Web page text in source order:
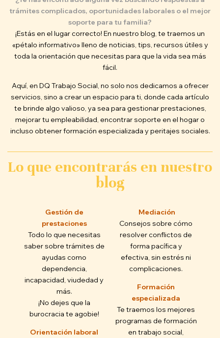
trámites complicados, oportunidades laborales o el mejor
soporte para tu familia?
¡Estás en el lugar correcto! En nuestro blog, te traemos un
«pétalo informativo» lleno de noticias, tips, recursos útiles y
toda la orientación que necesitas para que la vida sea más
fácil.
Aquí, en DQ Trabajo Social, no solo nos dedicamos a ofrecer
servicios, sino a crear un espacio para ti, donde cada artículo
te brinde algo valioso, ya sea para gestionar prestaciones,
mejorar tu empleabilidad, encontrar soporte en el hogar o
incluso obtener formación especializada y peritajes sociales.
Lo que encontrarás en nuestro
blog
Gestión de
prestaciones
Todo lo que necesitas
saber sobre trámites de
ayudas como
dependencia,
incapacidad, viudedad y
más.
¡No dejes que la
burocracia te agobie!
Orientación laboral
Mediación
Consejos sobre cómo
resolver conflictos de
forma pacífica y
efectiva, sin estrés ni
complicaciones.
Formación
especializada
Te traemos los mejores
programas de formación
en trabajo social,